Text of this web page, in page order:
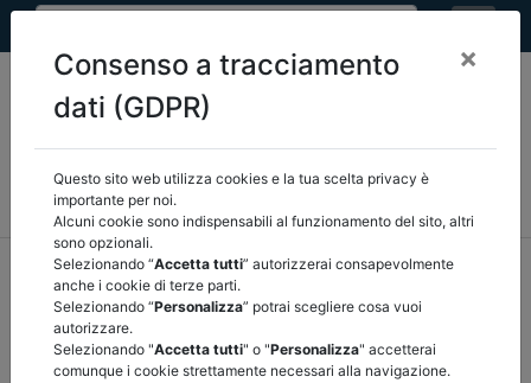
MEF FINANZA LOCALE/OSSERVATORIO
NORMATIVA
CORTE DEI CONTI E GIURISPRUDENZA
home documenti pubblici altri/torna indietro
DOCUMENTI PUBBLICI
Consenso a tracciamento
dati (GDPR)
×
Questo sito web utilizza cookies e la tua scelta privacy è
importante per noi.
Alcuni cookie sono indispensabili al funzionamento del sito, altri
sono opzionali.
Selezionando “Accetta tutti” autorizzerai consapevolmente
anche i cookie di terze parti.
Selezionando “Personalizza” potrai scegliere cosa vuoi
autorizzare.
Selezionando "Accetta tutti" o "Personalizza" accetterai
comunque i cookie strettamente necessari alla navigazione.